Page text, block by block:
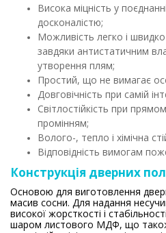
Висока міцність у
досконалістю;
Можливість легко і
завдяки антистатичним
утворення плям;
Простий, що не вимагає
Довговічність при самій
Світлостійкість при
промінням;
Волого-, тепло і хімічна
Відповідність вимогам
Конструкція дверних
Основою для виготовлення
масив сосни. Для надання
високої жорсткості і
шаром листового МДФ, що